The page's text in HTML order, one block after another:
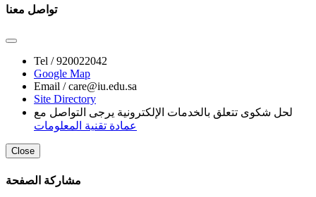
تواصل معنا
Tel /920022042
Google Map
Email /care@iu.edu.sa
Site Directory
لحل شكوى تتعلق بالخدمات الإلكترونية يرجى التواصل مع
عمادة تقنية المعلومات
Close
مشاركة الصفحة